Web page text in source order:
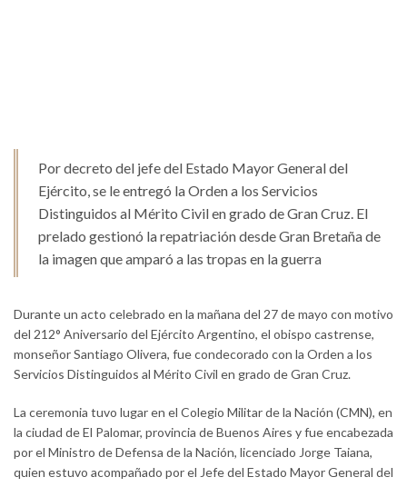
Por decreto del jefe del Estado Mayor General del
Ejército, se le entregó la Orden a los Servicios
Distinguidos al Mérito Civil en grado de Gran Cruz. El
prelado gestionó la repatriación desde Gran Bretaña de
la imagen que amparó a las tropas en la guerra
Durante un acto celebrado en la mañana del 27 de mayo con motivo
del 212° Aniversario del Ejército Argentino, el obispo castrense,
monseñor Santiago Olivera, fue condecorado con la Orden a los
Servicios Distinguidos al Mérito Civil en grado de Gran Cruz.
La ceremonia tuvo lugar en el Colegio Militar de la Nación (CMN), en
la ciudad de El Palomar, provincia de Buenos Aires y fue encabezada
por el Ministro de Defensa de la Nación, licenciado Jorge Taiana,
quien estuvo acompañado por el Jefe del Estado Mayor General del